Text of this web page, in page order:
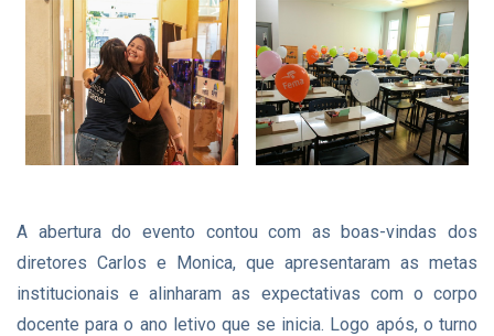
A abertura do evento contou com as boas-vindas dos
diretores Carlos e Monica, que apresentaram as metas
institucionais e alinharam as expectativas com o corpo
docente para o ano letivo que se inicia. Logo após, o turno